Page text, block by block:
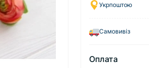
Укрпоштою
Самовивіз
Оплата